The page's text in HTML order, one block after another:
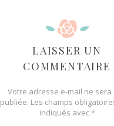
LAISSER UN
COMMENTAIRE
Votre adresse e-mail ne sera
publiée. Les champs
indiqués avec*